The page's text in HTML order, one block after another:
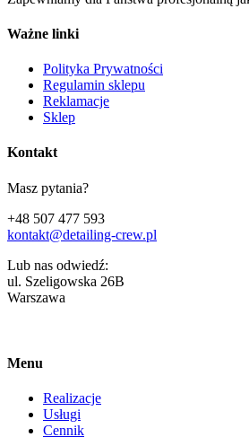
Ważne linki
Polityka Prywatności
Regulamin sklepu
Reklamacje
Sklep
Kontakt
Masz pytania?
+48 507 477 593
kontakt@detailing-crew.pl
Lub nas odwiedź:
ul. Szeligowska 26B
Warszawa
Menu
Realizacje
Usługi
Cennik